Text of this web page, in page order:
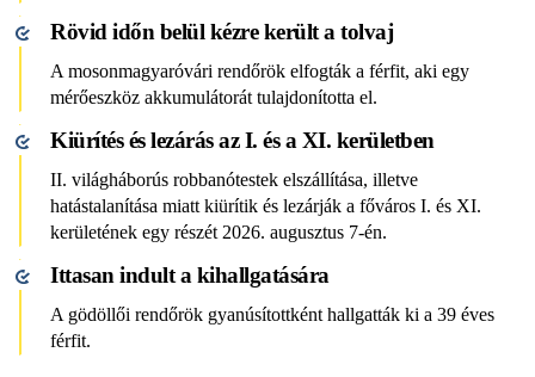
Rövid időn belül kézre került a tolvaj
A mosonmagyaróvári rendőrök elfogták a férfit, aki egy
mérőeszköz akkumulátorát tulajdonította el.
Kiürítés és lezárás az I. és a XI. kerületben
II. világháborús robbanótestek elszállítása, illetve
hatástalanítása miatt kiürítik és lezárják a főváros I. és XI.
kerületének egy részét 2026. augusztus 7-én.
Ittasan indult a kihallgatására
A gödöllői rendőrök gyanúsítottként hallgatták ki a 39 éves
férfit.